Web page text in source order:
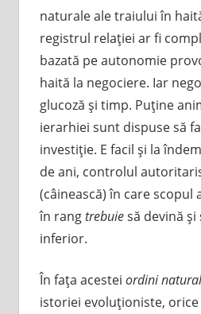
naturale ale traiului în
registrul relaţiei ar fi
bazată pe autonomie
haită la negociere. Iar
glucoză şi timp. Puţine
ierarhiei sunt dispuse să
investiţie. E facil şi la
de ani, controlul
(câinească) în care
în rangtrebuiesă devină şi
inferior.
În faţa acestei ordini
istoriei evoluţioniste, orice